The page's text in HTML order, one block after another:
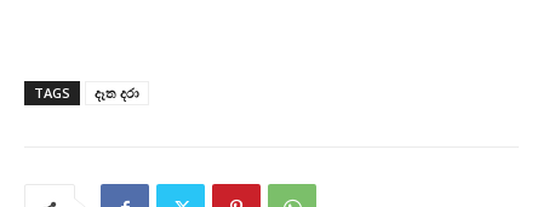
TAGS දෑත දරා